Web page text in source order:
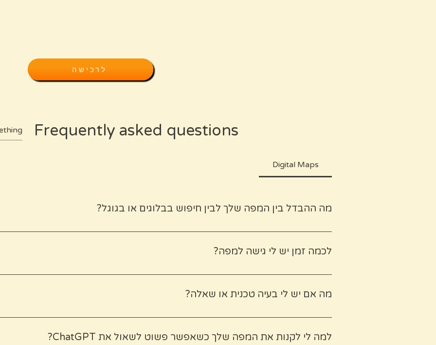
לרכישה
Frequently asked questions
Digital Maps
מה ההבדל בין המפה שלך לבין חיפוש בבלוגים או בגוגל?
שאלה מצוינת. בעוד שחיפוש בגוגל יציף אתכם במידע אינסופי והמלצות גנריות, המפות שלי
במפה היא תוצאה של גישת ה"נוודות האיטית" שלי – שילוב של מקומות שגיליתי בעצמי במשך
שהגיעו מהמלצות של מקומיים שהפכו לחברים. אתם מקבלים את קיצור הדרך לחוויות האותנטיות ביותר.
לכמה זמן יש לי גישה למפה?
לכל החיים. מרגע שהמפה נשמרה בחשבון הגוגל שלכם, היא שלכם ללא הגבלת זמן.
מה אם יש לי בעיה טכנית או שאלה?
המוצר אולי דיגיטלי, אבל התמיכה היא אנושית. אם נתקלתם בבעיה או שיש לכם שאלה, אתם
למה לי לקנות את המפה שלך כשאפשר פשוט לשאול את ChatGPT?